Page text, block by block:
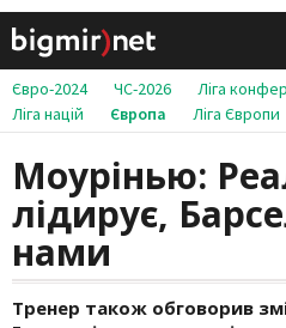
Євро-2024 ЧС-2026 Ліга
Ліга націй
Європа Ліга Європи
Моурінью:
лідирує,
нами
Тренер також обговорив